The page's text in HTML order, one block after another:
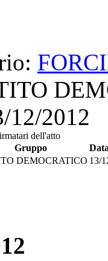
12/2012
dell'atto
Gruppo
DEMOCRATICO 13/